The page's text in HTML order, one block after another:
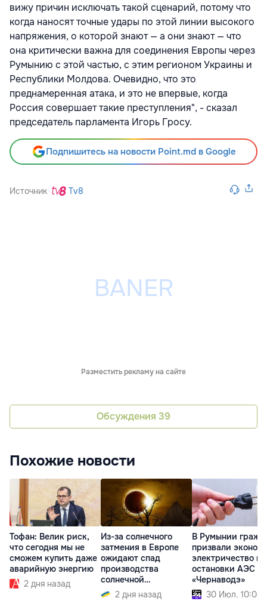
вижу причин исключать такой сценарий, потому что
когда наносят точные удары по этой линии высокого
напряжения, о которой знают — а они знают — что
она критически важна для соединения Европы через
Румынию с этой частью, с этим регионом Украины и
Республики Молдова. Очевидно, что это
преднамеренная атака, и это не впервые, когда
Россия совершает такие преступления", - сказал
председатель парламента Игорь Гросу.
Подпишитесь на новости Point.md в Google
Источник Tv8
Разместить рекламу на сайте
Обсуждения 39
Похожие новости
Тофан: Велик риск,
что сегодня мы не
сможем купить даже
аварийную энергию
2 дня назад
Из-за солнечного
затмения в Европе
ожидают спад
производства
солнечной
электроэнергии
2 дня назад
В Румынии
призвали
электричество
остановки АЭС
«Чернаводэ»
30 Июл. 10:04